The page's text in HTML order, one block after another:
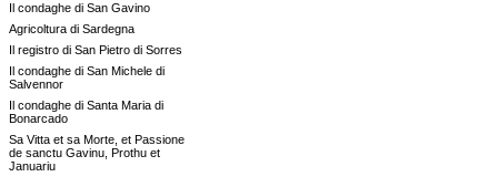
Il condaghe di San Gavino
Agricoltura di Sardegna
Il registro di San Pietro di Sorres
Il condaghe di San Michele di
Salvennor
Il condaghe di Santa Maria di
Bonarcado
Sa Vitta et sa Morte, et Passione
de sanctu Gavinu, Prothu et
Januariu